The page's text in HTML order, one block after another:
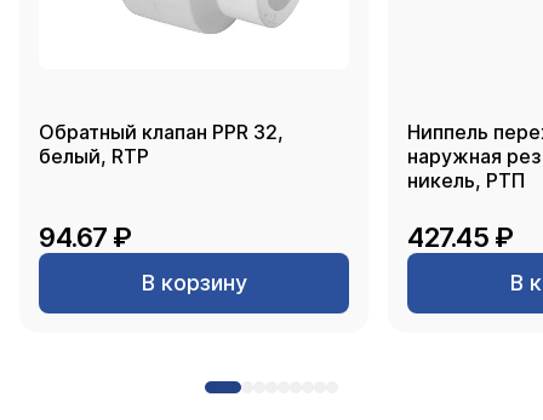
Обратный клапан PPR 32,
белый, RTP
94.67 ₽
В корзину
Ниппель
наружная
никель, РТП
427.45 ₽
В